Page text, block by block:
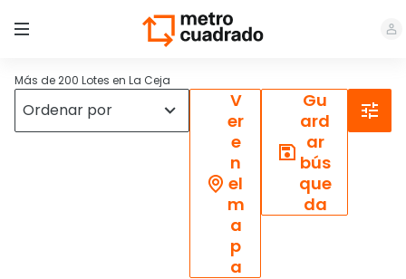
Más de 200 Lotes en La Ceja
V
er
e
n
el
m
a
p
a
Gu
ard
ar
bús
que
da